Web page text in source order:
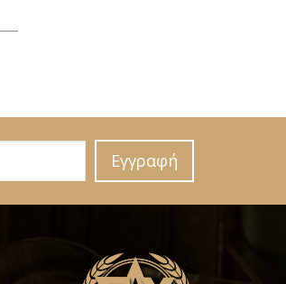
Εγγραφή